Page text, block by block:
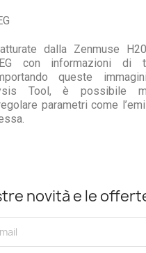
dalla Zenmuse
con informazioni di
queste
Tool, è possibile
parametri come
novità e le